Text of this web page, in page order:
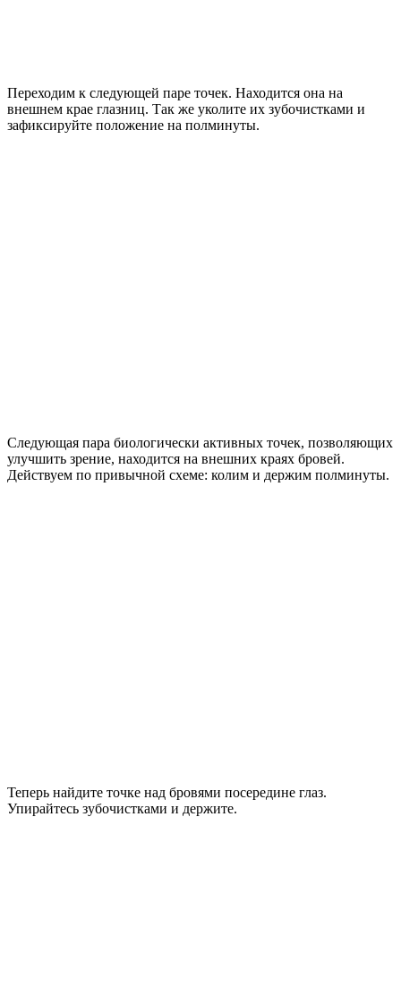
Переходим к следующей паре точек. Находится она на
внешнем крае глазниц. Так же уколите их зубочистками и
зафиксируйте положение на полминуты.
Следующая пара биологически активных точек, позволяющих
улучшить зрение, находится на внешних краях бровей.
Действуем по привычной схеме: колим и держим полминуты.
Теперь найдите точке над бровями посередине глаз.
Упирайтесь зубочистками и держите.